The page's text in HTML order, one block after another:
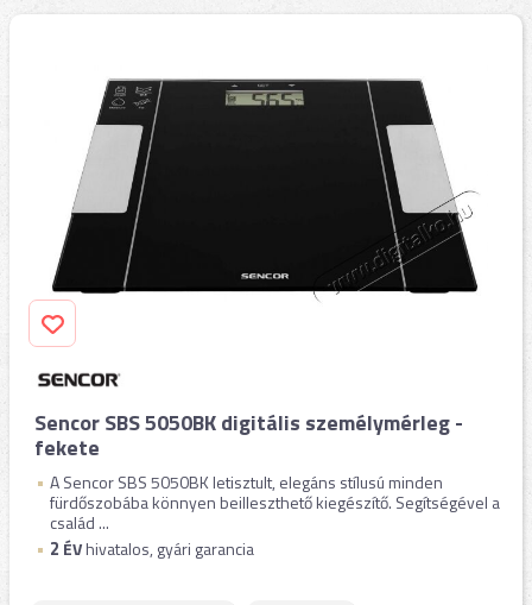
Sencor SBS 5050BK digitális személymérleg -
fekete
A Sencor SBS 5050BK letisztult, elegáns stílusú minden
fürdőszobába könnyen beilleszthető kiegészítő. Segítségével a
család ...
2 ÉVhivatalos, gyári garancia